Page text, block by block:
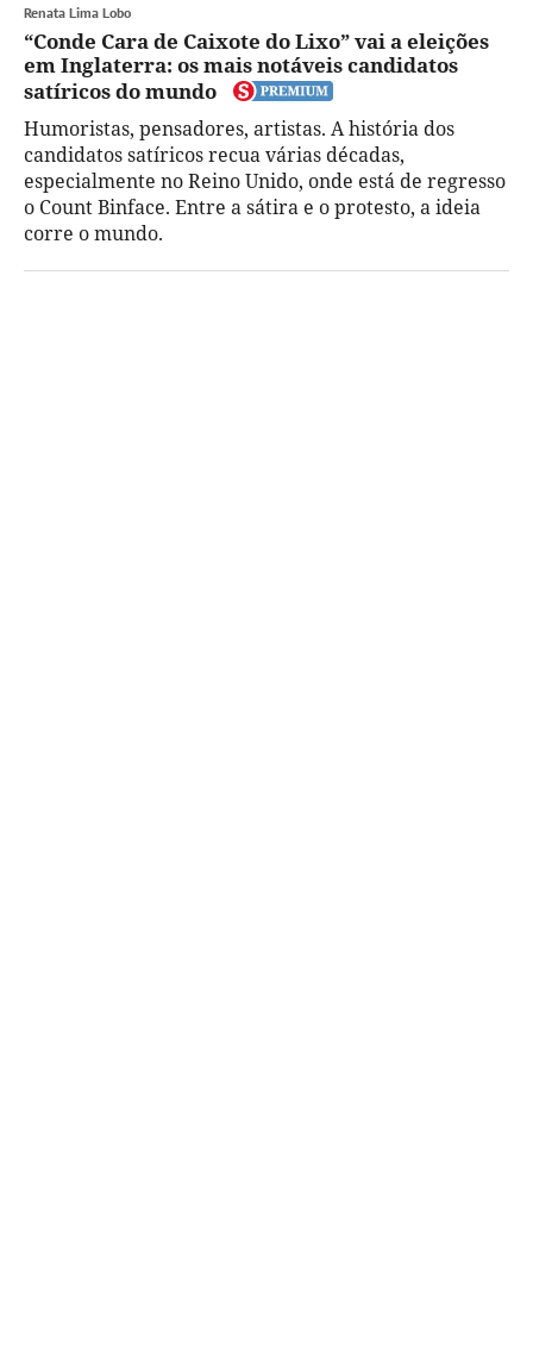
Renata Lima Lobo
“Conde Cara de Caixote do Lixo” vai a eleições
em Inglaterra: os mais notáveis candidatos
satíricos do mundo
Humoristas, pensadores, artistas. A história dos
candidatos satíricos recua várias décadas,
especialmente no Reino Unido, onde está de regresso
o Count Binface. Entre a sátira e o protesto, a ideia
corre o mundo.